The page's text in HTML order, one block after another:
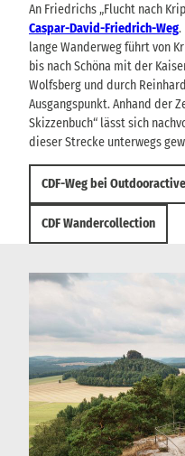
An Friedrichs „Flucht nach
Caspar-David-Friedrich-Weg.
lange Wanderweg führt von
bis nach Schöna mit der
Wolfsberg und durch
Ausgangspunkt. Anhand der
Skizzenbuch“ lässt sich
dieser Strecke unterwegs
CDF-Weg bei Outdooractive
CDF Wandercollection